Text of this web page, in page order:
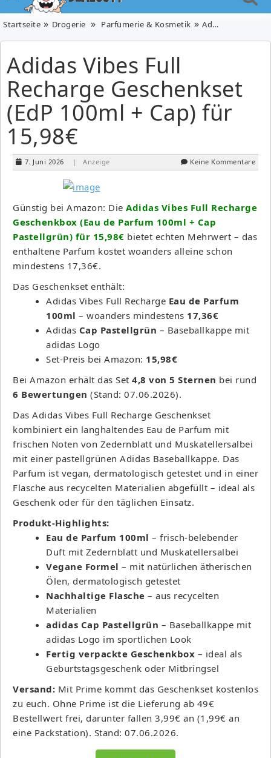
Startseite Drogerie Parfümerie & Kosmetik Adidas Vibes Full Recharge Geschenkset (EdP 100ml + Cap) für 15,98€
Adidas Vibes Full
Recharge Geschenkset
(EdP 100ml + Cap) für
15,98€
7. Juni 2026 | Anzeige Keine Kommentare
Günstig bei Amazon: Die Adidas Vibes Full Recharge
Geschenkbox (Eau de Parfum 100ml + Cap
Pastellgrün) für 15,98€ bietet echten Mehrwert – das
enthaltene Parfum kostet woanders alleine schon
mindestens 17,36€.
Das Geschenkset enthält:
Adidas Vibes Full Recharge Eau de Parfum
100ml – woanders mindestens 17,36€
Adidas Cap Pastellgrün – Baseballkappe mit
adidas Logo
Set-Preis bei Amazon: 15,98€
Bei Amazon erhält das Set 4,8 von 5 Sternen bei rund
6 Bewertungen (Stand: 07.06.2026).
Das Adidas Vibes Full Recharge Geschenkset
kombiniert ein langhaltendes Eau de Parfum mit
frischen Noten von Zedernblatt und Muskatellersalbei
mit einer pastellgrünen Adidas Baseballkappe. Das
Parfum ist vegan, dermatologisch getestet und in einer
Flasche aus recycelten Materialien abgefüllt – ideal als
Geschenk oder für den täglichen Einsatz.
Produkt-Highlights:
Eau de Parfum 100ml – frisch-belebender
Duft mit Zedernblatt und Muskatellersalbei
Vegane Formel – mit natürlichen ätherischen
Ölen, dermatologisch getestet
Nachhaltige Flasche – aus recycelten
Materialien
adidas Cap Pastellgrün – Baseballkappe mit
adidas Logo im sportlichen Look
Fertig verpackte Geschenkbox – ideal als
Geburtstagsgeschenk oder Mitbringsel
Versand: Mit Prime kommt das Geschenkset kostenlos
zu euch. Ohne Prime ist die Lieferung ab 49€
Bestellwert frei, darunter fallen 3,99€ an (1,99€ an
eine Packstation). Stand: 07.06.2026.